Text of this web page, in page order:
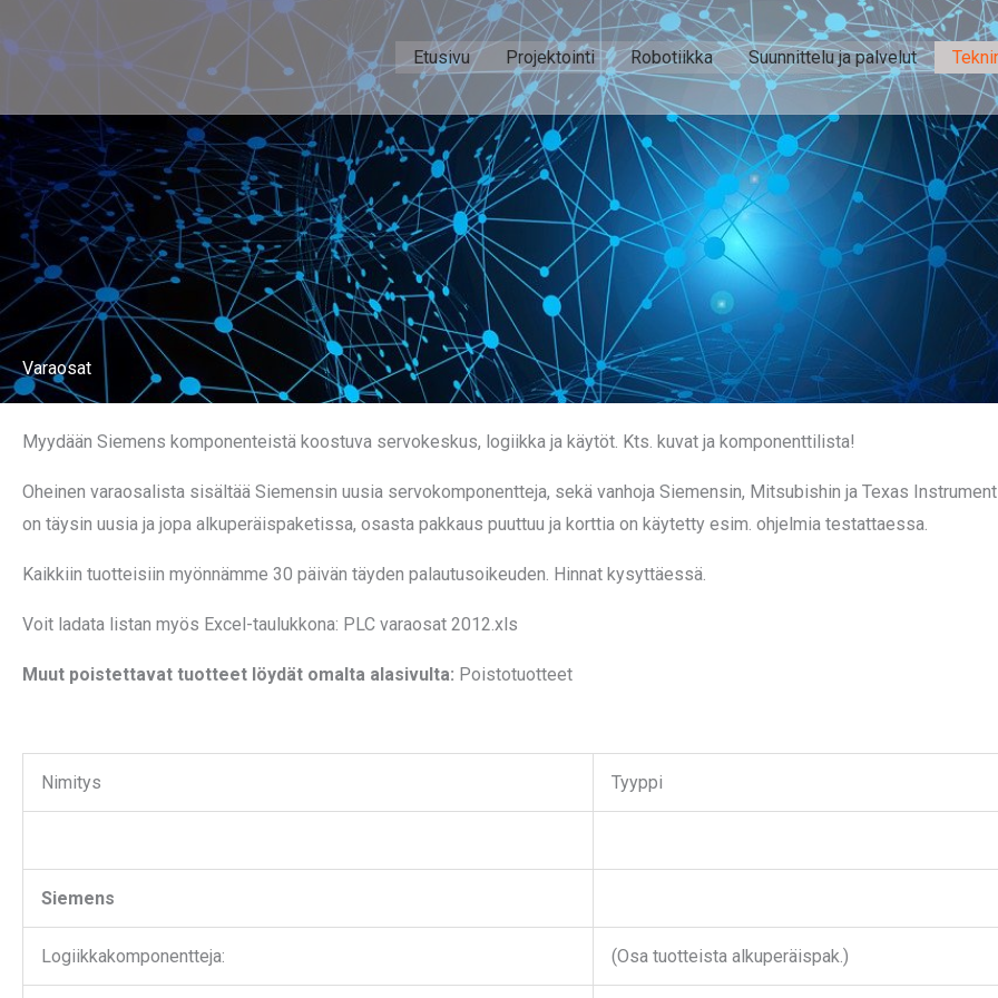
sisältöön
Etusivu Projektointi Robotiikka Suunnittelu ja palvelut
Varaosat
Myydään Siemens komponenteistä koostuva servokeskus, logiikka ja käytöt. Kts. kuvat ja komponenttilista!
Oheinen varaosalista sisältää Siemensin uusia servokomponentteja, sekä vanhoja Siemensin, Mitsubishin ja Texas
on täysin uusia ja jopa alkuperäispaketissa, osasta pakkaus puuttuu ja korttia on käytetty esim. ohjelmia testattaessa.
Kaikkiin tuotteisiin myönnämme 30 päivän täyden palautusoikeuden. Hinnat kysyttäessä.
Voit ladata listan myös Excel-taulukkona: PLC varaosat 2012.xls
Muut poistettavat tuotteet löydät omalta alasivulta: Poistotuotteet
Nimitys Tyyppi
Siemens
Logiikkakomponentteja: (Osa tuotteista alkuperäispak.)